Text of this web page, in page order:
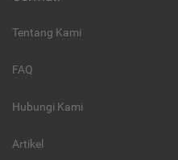
Tentang Kami
FAQ
Hubungi Kami
Artikel